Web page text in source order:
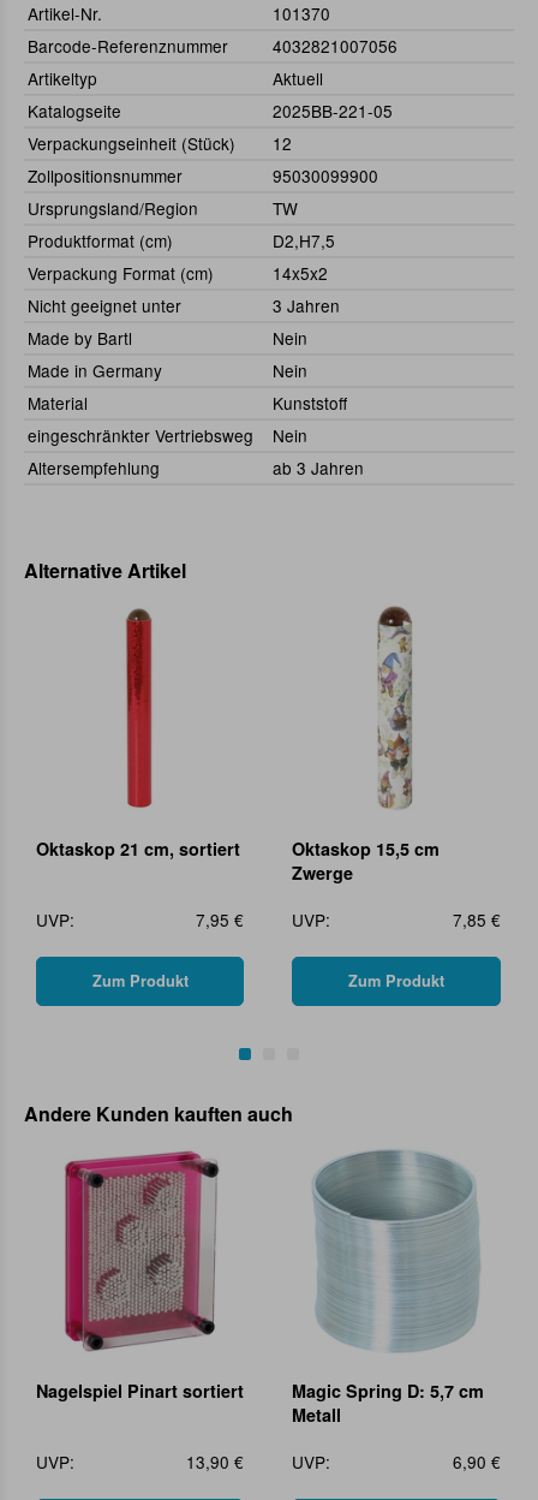
Artikel-Nr.
101370
Barcode-Referenznummer
4032821007056
Artikeltyp
Aktuell
Katalogseite
2025BB-221-05
Verpackungseinheit (Stück)
12
Zollpositionsnummer
95030099900
Ursprungsland/Region
TW
Produktformat (cm)
D2,H7,5
Verpackung Format (cm)
14x5x2
Nicht geeignet unter
3 Jahren
Made by Bartl
Nein
Made in Germany
Nein
Material
Kunststoff
eingeschränkter Vertriebsweg
Nein
Altersempfehlung
ab 3 Jahren
Alternative Artikel
Oktaskop 21 cm, sortiert
UVP: 7,95 €
Zum Produkt
Oktaskop 15,5 cm
Zwerge
UVP:
7,85 €
Zum Produkt
Andere Kunden kauften auch
Nagelspiel Pinart sortiert
UVP: 13,90 €
Magic Spring D: 5,7 cm
Metall
UVP:
6,90 €